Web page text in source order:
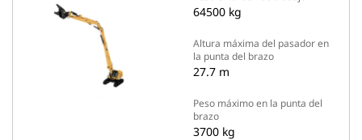
64500 kg
Altura máxima del pasador en
la punta del brazo
27.7 m
Peso máximo en la punta del
brazo
3700 kg